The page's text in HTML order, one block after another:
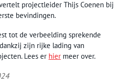
projectleider Thijs Coenen bij
bevindingen.
tot de verbeelding sprekende
zijn rijke lading van
Lees er hier meer over.